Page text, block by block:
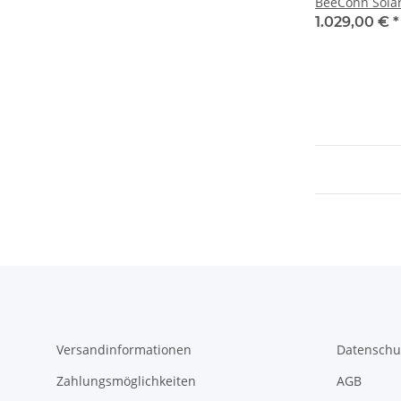
1.029,00 € *
Versandinformationen
Zahlungsmöglichkeiten
AGB